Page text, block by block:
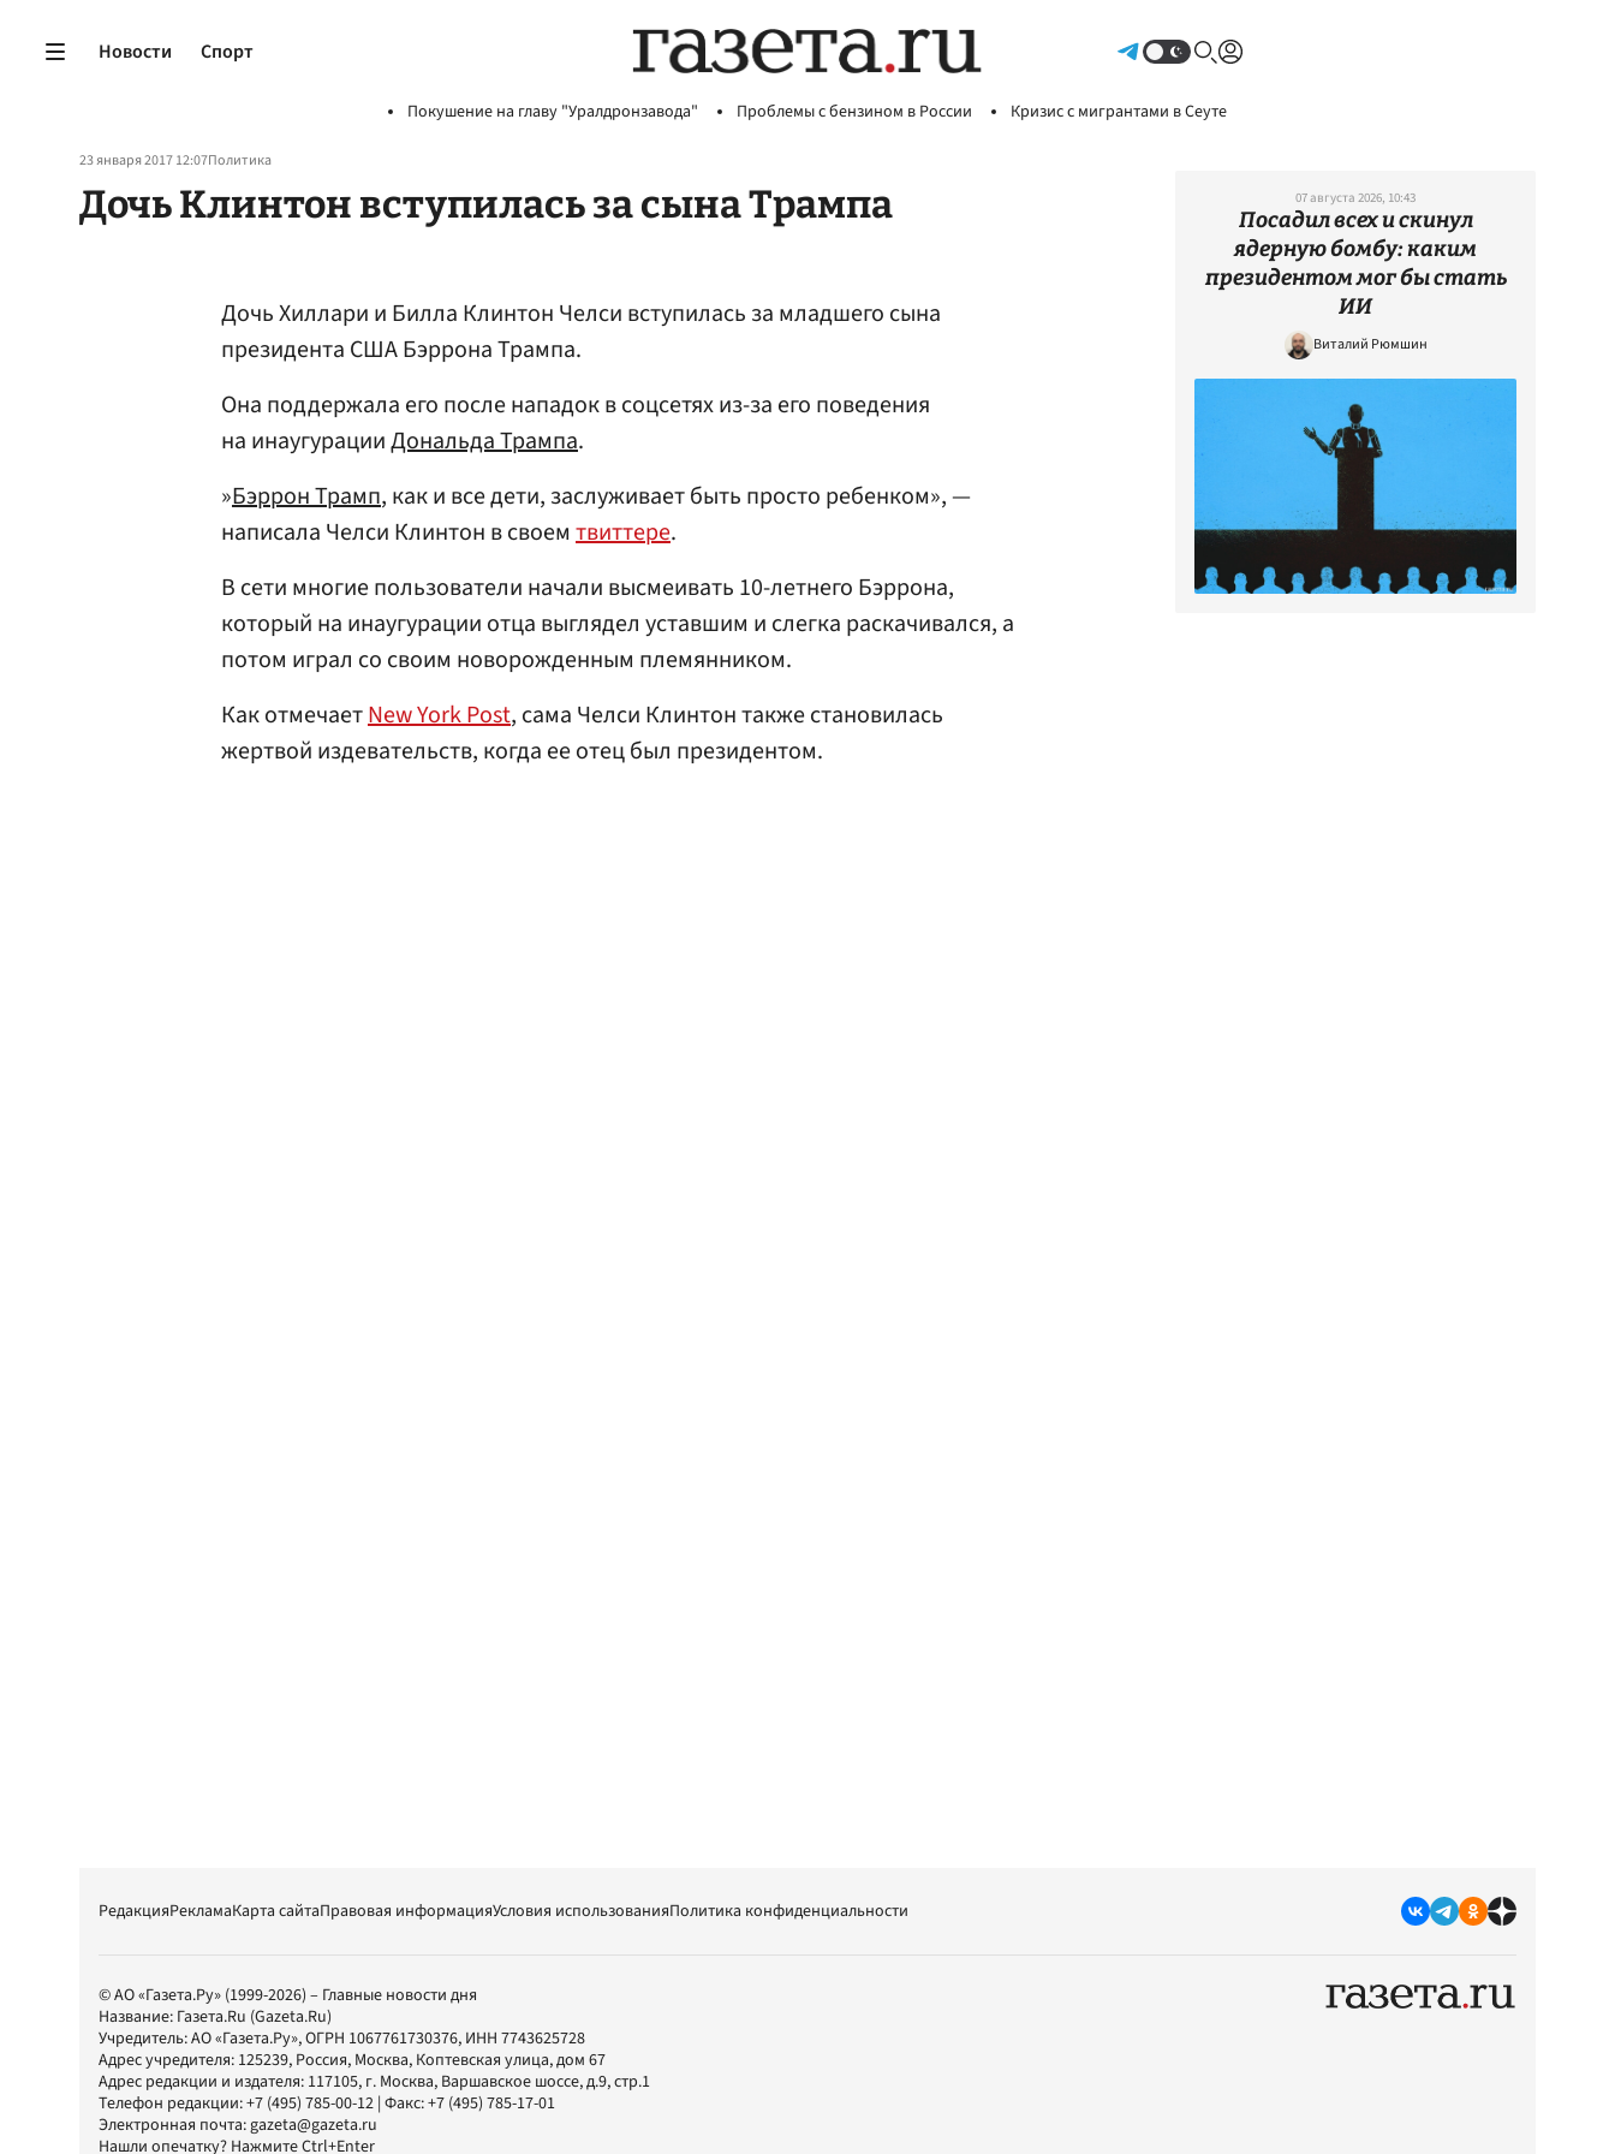
Новости Спорт
Покушение на главу "Уралдронзавода" Проблемы с бензином в России Кризис с мигрантами в Сеуте
23 января 2017 12:07Политика
Дочь Клинтон вступилась за сына Трампа
Дочь Хиллари и Билла Клинтон Челси вступилась за младшего сына
президента США Бэррона Трампа.
Она поддержала его после нападок в соцсетях из-за его поведения
на инаугурацииДональда Трампа.
»Бэррон Трамп, как и все дети, заслуживает быть просто ребенком», —
написала Челси Клинтон в своем твиттере.
В сети многие пользователи начали высмеивать 10-летнего Бэррона,
который на инаугурации отца выглядел уставшим и слегка раскачивался, а
потом играл со своим новорожденным племянником.
Как отмечаетNew York Post, сама Челси Клинтон также становилась
жертвой издевательств, когда ее отец был президентом.
07 августа 2026, 10:43
Посадил всех и скинул
ядерную бомбу: каким
президентом мог бы стать
ИИ
Виталий Рюмшин
РедакцияРекламаКарта сайтаПравовая информацияУсловия использованияПолитика конфиденциальности
© АО «Газета.Ру» (1999-2026) – Главные новости дня
Название: Газета.Ru (Gazeta.Ru)
Учредитель:АО «Газета.Ру», ОГРН 1067761730376, ИНН 7743625728
Адрес учредителя: 125239, Россия, Москва, Коптевская улица, дом 67
Адрес редакции и издателя: 117105, г. Москва, Варшавское шоссе, д.9, стр.1
Телефон редакции:+7 (495) 785-00-12 | Факс:+7 (495) 785-17-01
Электронная почта:gazeta@gazeta.ru
Нашли опечатку? Нажмите Ctrl+Enter